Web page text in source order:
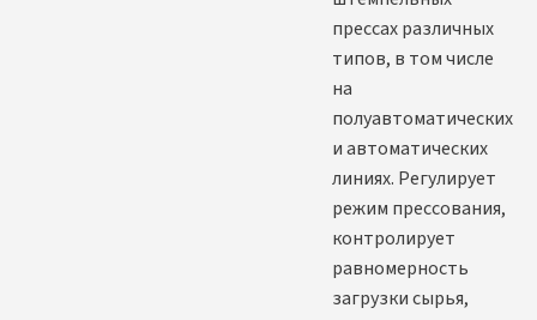
прессах различных
типов, в том числе
на
полуавтоматических
и автоматических
линиях. Регулирует
режим прессования,
контролирует
равномерность
загрузки сырья,